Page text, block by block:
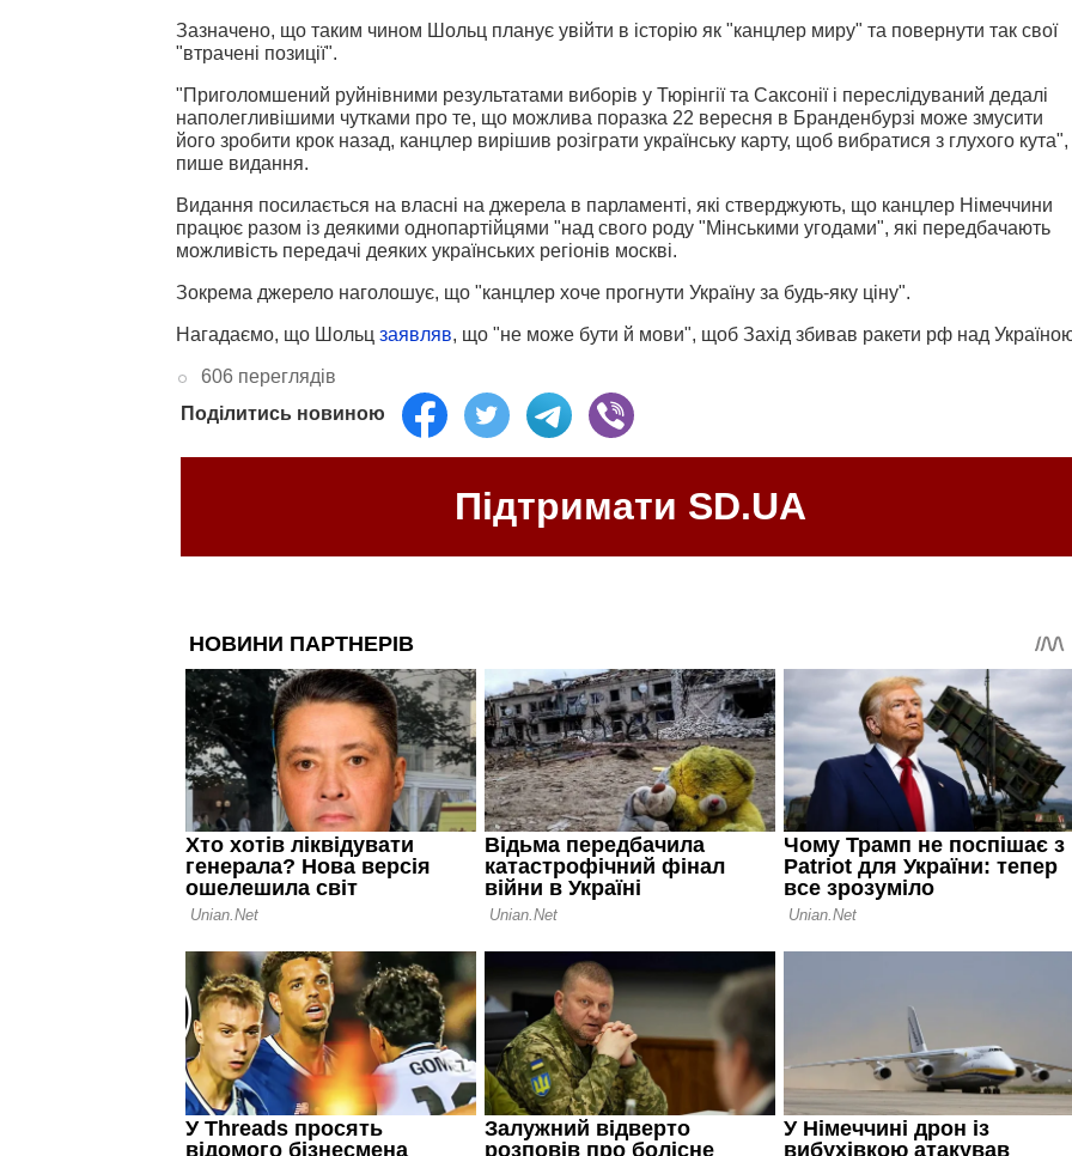
Зазначено, що таким чином Шольц планує увійти в історію як "канцлер миру" та повернути так свої
"втрачені позиції".
"Приголомшений руйнівними результатами виборів у Тюрінгії та Саксонії і переслідуваний дедалі
наполегливішими чутками про те, що можлива поразка 22 вересня в Бранденбурзі може змусити
його зробити крок назад, канцлер вирішив розіграти українську карту, щоб вибратися з глухого кута",
пише видання.
Видання посилається на власні на джерела в парламенті, які стверджують, що канцлер Німеччини
працює разом із деякими однопартійцями "над свого роду "Мінськими угодами", які передбачають
можливість передачі деяких українських регіонів москві.
Зокрема джерело наголошує, що "канцлер хоче прогнути Україну за будь-яку ціну".
Нагадаємо, що Шольц заявляв, що "не може бути й мови", щоб Захід збивав ракети рф над
606 переглядів
Поділитись новиною
Підтримати SD.UA